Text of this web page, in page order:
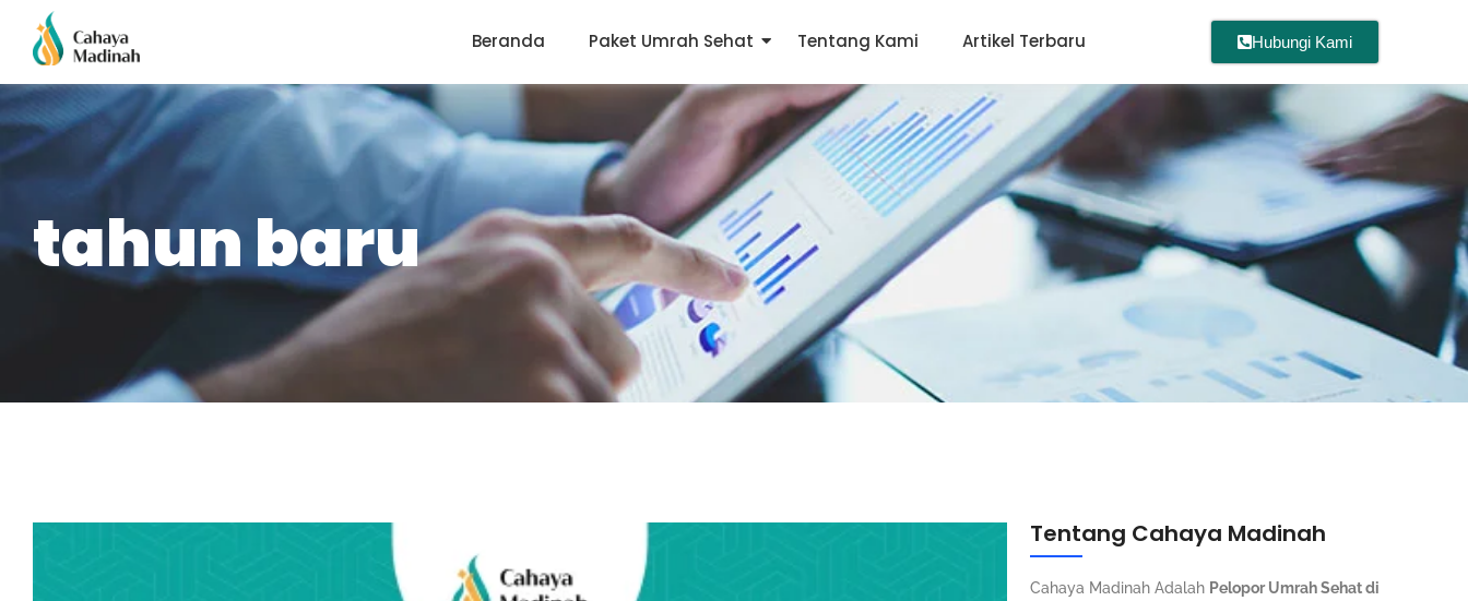
Beranda Paket Umrah Sehat Tentang Kami Artikel Terbaru Hubungi Kami
tahun baru
Tentang Cahaya Madinah
Cahaya Madinah Adalah Pelopor Umrah Sehat di